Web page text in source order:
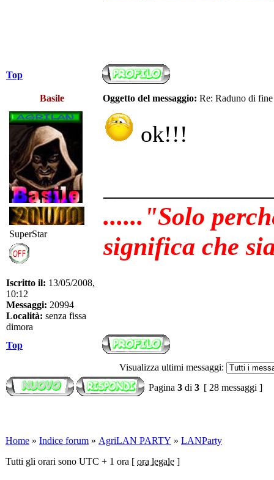
Top
Basile Oggetto del messaggio: Re: Raduno di
SuperStar
Iscritto il: 13/05/2008,
10:12
Messaggi: 20994
Località: senza fissa
dimora
ok!!!
......"Solo
significa che
Top
Visualizza ultimi messaggi:
Pagina 3 di 3 [ 28 messaggi ]
Home » Indice forum » AgriLAN PARTY » LANParty
Tutti gli orari sono UTC + 1 ora [ ora legale ]